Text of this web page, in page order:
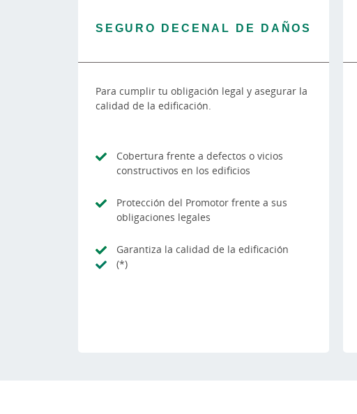
SEGURO DECENAL DE DAÑOS
Para cumplir tu obligación legal y asegurar la
calidad de la edificación.
Cobertura frente a defectos o vicios
constructivos en los edificios
Protección del Promotor frente a sus
obligaciones legales
Garantiza la calidad de la edificación
(*)